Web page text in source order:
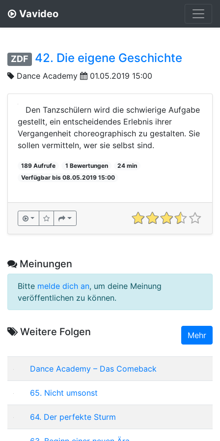
Vavideo
ZDF 42. Die eigene Geschichte
Dance Academy 01.05.2019 15:00
Den Tanzschülern wird die schwierige Aufgabe
gestellt, ein entscheidendes Erlebnis ihrer
Vergangenheit choreographisch zu gestalten. Sie
sollen vermitteln, wer sie selbst sind.
189 Aufrufe 1 Bewertungen
24 min
Verfügbar bis 08.05.2019 15:00
Meinungen
Bitte melde dich an, um deine Meinung
veröffentlichen zu können.
Weitere Folgen Mehr
Dance Academy – Das Comeback
65. Nicht umsonst
64. Der perfekte Sturm